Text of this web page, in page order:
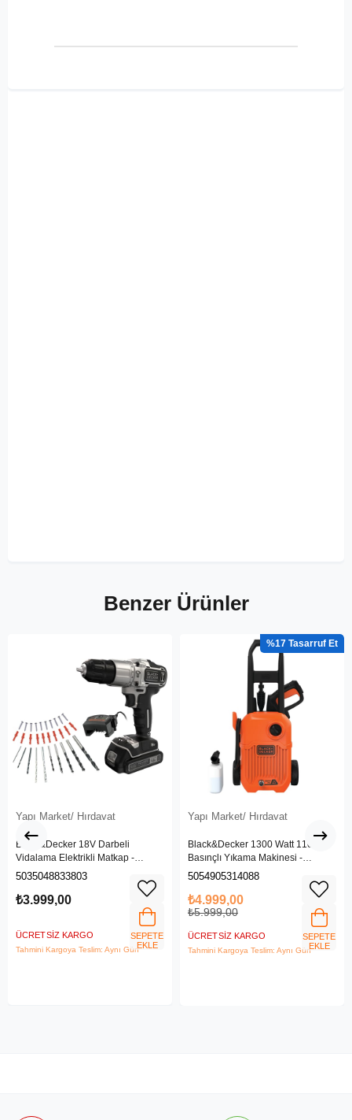
Benzer Ürünler
Yapı Market/ Hırdavat
Black&Decker 18V Darbeli
Vidalama Elektrikli Matkap -
BDCHD18SC1K-QW
5035048833803
₺3.999,00
ÜCRETSIZ KARGO
Tahmini Kargoya Teslim: Aynı Gün
SEPETE
EKLE
Yapı Market/ Hırdavat
Black&Decker 1300 Watt 110 Bar
Basınçlı Yıkama Makinesi -
(BEPW1300L-QS)
5054905314088
₺4.999,00
₺5.999,00
ÜCRETSIZ KARGO
Tahmini Kargoya Teslim: Aynı Gün
%17
SEPETE
EKLE